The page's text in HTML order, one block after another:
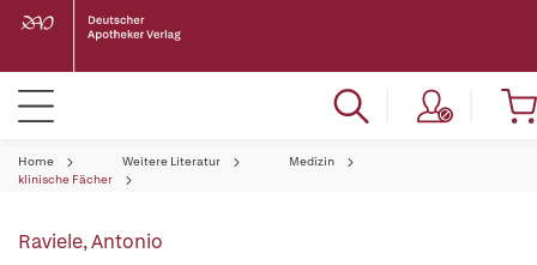
Home Weitere Literatur
Medizin
klinische Fächer
Raviele, Antonio